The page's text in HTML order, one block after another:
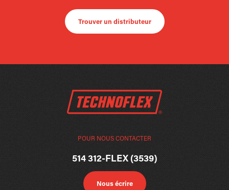
Trouver un distributeur
POUR NOUS CONTACTER
514 312-FLEX (3539)
Nous écrire